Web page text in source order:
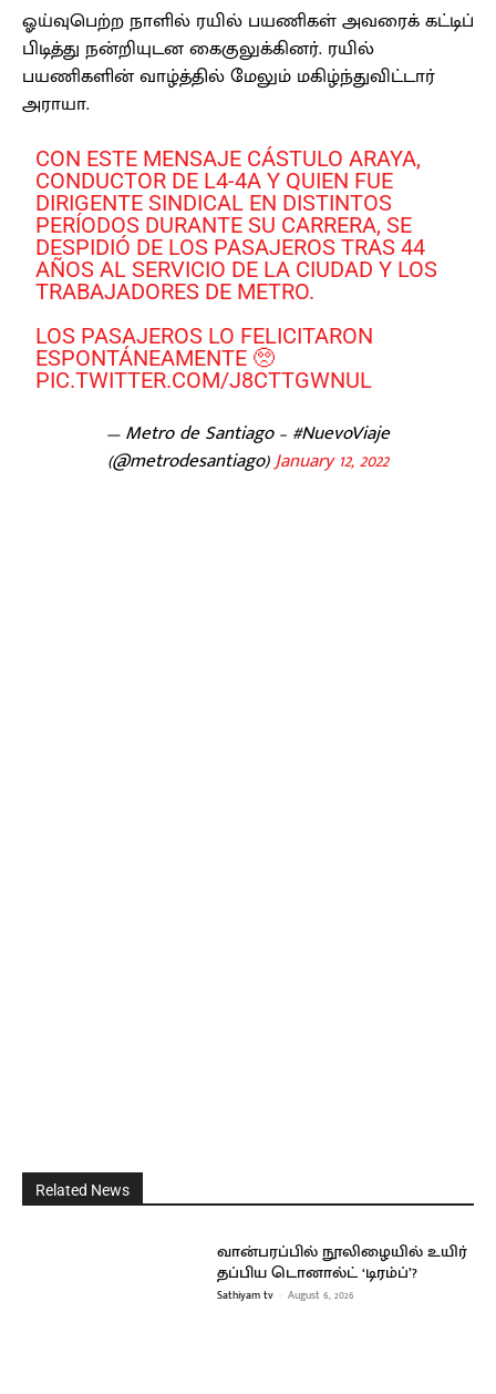
ஓய்வுபெற்ற நாளில் ரயில் பயணிகள் அவரைக் கட்டிப்
பிடித்து நன்றியுடன கைகுலுக்கினர். ரயில்
பயணிகளின் வாழ்த்தில் மேலும் மகிழ்ந்துவிட்டார்
அராயா.
CON ESTE MENSAJE CÁSTULO ARAYA,
CONDUCTOR DE L4-4A Y QUIEN FUE
DIRIGENTE SINDICAL EN DISTINTOS
PERÍODOS DURANTE SU CARRERA, SE
DESPIDIÓ DE LOS PASAJEROS TRAS 44
AÑOS AL SERVICIO DE LA CIUDAD Y LOS
TRABAJADORES DE METRO.
LOS PASAJEROS LO FELICITARON
ESPONTÁNEAMENTE 🥺
PIC.TWITTER.COM/J8CTTGWNUL
— Metro de Santiago – #NuevoViaje
(@metrodesantiago)January 12, 2022
Related News
வான்பரப்பில் நூலிழையில் உயிர்
தப்பிய டொனால்ட் ‘டிரம்ப்’?
Sathiyam tv - August 6, 2026